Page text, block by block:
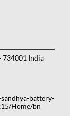
734001 India
battery-
Home/bn